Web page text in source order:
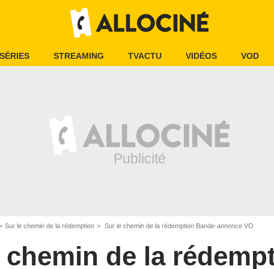
SÉRIES STREAMING TVACTU VIDÉOS VOD
Sur le chemin de la rédemption Sur le chemin de la rédemption Bande-annonce VO
chemin de la